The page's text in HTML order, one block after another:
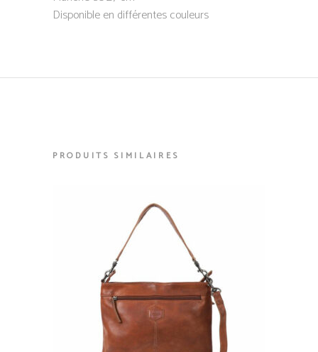
Disponible en différentes couleurs
PRODUITS SIMILAIRES